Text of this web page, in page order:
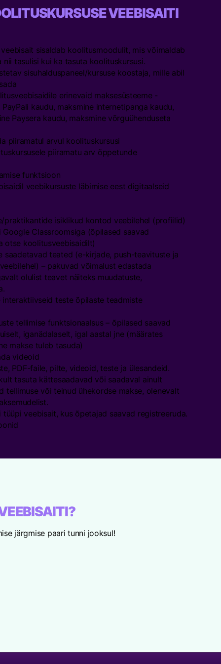
VEEBISAITI
sisaldab koolitusmoodulit, mis võimaldab
nii tasulisi kui ka tasuta koolituskursusi.
sisuhalduspaneel/kursuse koostaja, mille abil
erinevaid maksesüsteeme -
kaudu, maksmine internetipanga kaudu,
Paysera kaudu, maksmine võrguühenduseta
piiramatul arvul koolituskursusi
piiramatu arv õppetunde
funktsioon
veebikursuste läbimise eest digitaalseid
praktikantide isiklikud kontod veebilehel (profiilid)
Classroomsiga (õpilased saavad
otse koolitusveebisaidilt)
saadetavad teated (e-kirjade, push-teavituste ja
– pakuvad võimalust edastada
olulist teavet näiteks muudatuste,
interaktiivseid teste õpilaste teadmiste
tellimise funktsionaalsus – õpilased saavad
iganädalaselt, igal aastal jne (määrates
makse tuleb tasuda)
videoid
PDF-faile, pilte, videoid, teste ja ülesandeid.
tasuta kättesaadavad või saadaval ainult
tellimuse või teinud ühekordse makse, olenevalt
veebisait, kus õpetajad saavad registreeruda.
järgmise paari tunni jooksul!